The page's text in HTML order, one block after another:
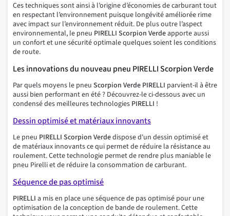
Ces techniques sont ainsi à l’origine d’économies de carburant tout
en respectant l’environnement puisque longévité améliorée rime
avec impact sur l’environnement réduit. De plus outre l’aspect
environnemental, le pneu PIRELLI Scorpion Verdeapporte aussi
un confort et une sécurité optimale quelques soient les conditions
de route.
Les innovations du nouveau pneu PIRELLI Scorpion Verde
Par quels moyens le pneu Scorpion Verde PIRELLI parvient-il à être
aussi bien performant en été ? Découvrez-le ci-dessous avec un
condensé des meilleures technologies PIRELLI !
Dessin optimisé et matériaux innovants
Le pneu PIRELLI Scorpion Verdedispose d'un dessin optimisé et
de matériaux innovants ce qui permet de réduire la résistance au
roulement. Cette technologie permet de rendre plus maniable le
pneu Pirelli et de réduire la consommation de carburant.
Séquence de pas optimisé
PIRELLI a mis en place une séquence de pas optimisé pour une
optimisation de la conception de bande de roulement. Cette